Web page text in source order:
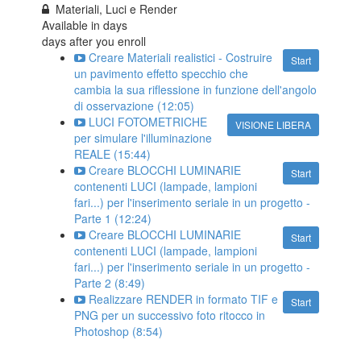
Materiali, Luci e Render
Available indays
days after you enroll
Start
Creare Materiali realistici - Costruire
un pavimento effetto specchio che
cambia la sua riflessione in funzione dell'angolo
di osservazione (12:05)
VISIONE LIBERA
LUCI FOTOMETRICHE
per simulare l'illuminazione
REALE (15:44)
Start
Creare BLOCCHI LUMINARIE
contenenti LUCI (lampade, lampioni
fari...) per l'inserimento seriale in un progetto -
Parte 1 (12:24)
Start
Creare BLOCCHI LUMINARIE
contenenti LUCI (lampade, lampioni
fari...) per l'inserimento seriale in un progetto -
Parte 2 (8:49)
Start
Realizzare RENDER in formato TIF e
PNG per un successivo foto ritocco in
Photoshop (8:54)